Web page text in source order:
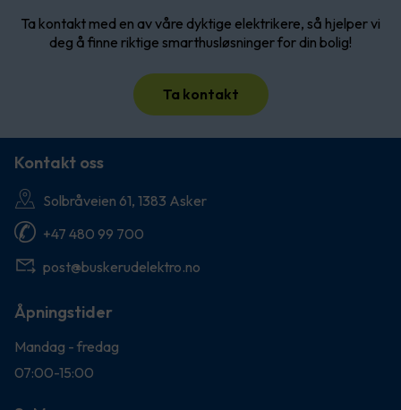
Ta kontakt med en av våre dyktige elektrikere, så hjelper vi
deg å finne riktige smarthusløsninger for din bolig!
Ta kontakt
Kontakt oss
Solbråveien 61, 1383 Asker
+47 480 99 700
post@buskerudelektro.no
Åpningstider
Mandag - fredag
07:00-15:00